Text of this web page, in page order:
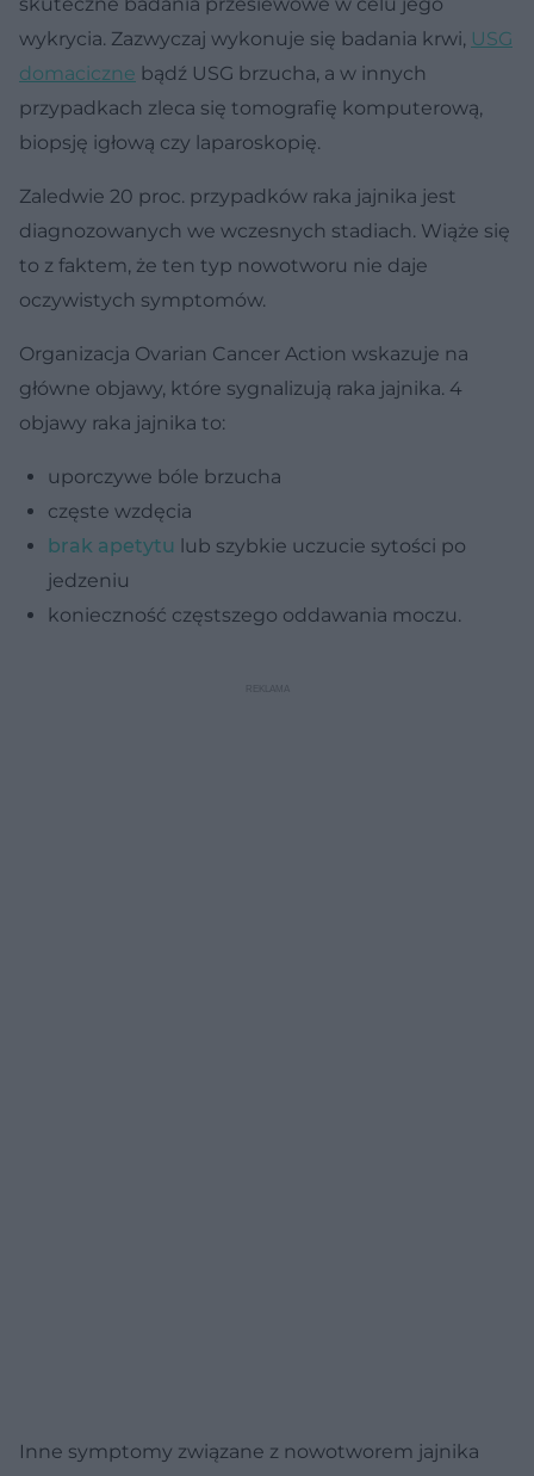
wykrycia. Zazwyczaj wykonuje się badania krwi, USG
domaciczne bądź USG brzucha, a w innych
przypadkach zleca się tomografię komputerową,
biopsję igłową czy laparoskopię.
Zaledwie 20 proc. przypadków raka jajnika jest
diagnozowanych we wczesnych stadiach. Wiąże się
to z faktem, że ten typ nowotworu nie daje
oczywistych symptomów.
Organizacja Ovarian Cancer Action wskazuje na
główne objawy, które sygnalizują raka jajnika. 4
objawy raka jajnika to:
uporczywe bóle brzucha
częste wzdęcia
brak apetytu lub szybkie uczucie sytości po
jedzeniu
konieczność częstszego oddawania moczu.
Inne symptomy związane z nowotworem jajnika